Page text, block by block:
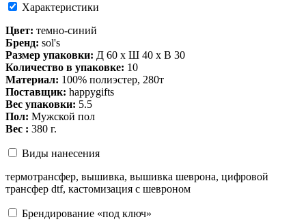
Характеристики
Цвет: темно-синий
Бренд: sol's
Размер упаковки: Д 60 x Ш 40 x В 30
Количество в упаковке: 10
Материал: 100% полиэстер, 280т
Поставщик: happygifts
Вес упаковки: 5.5
Пол: Мужской пол
Вес : 380 г.
Виды нанесения
термотрансфер, вышивка, вышивка шеврона, цифровой
трансфер dtf, кастомизация с шевроном
Брендирование «под ключ»